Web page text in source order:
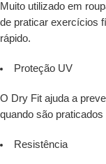
Muito utilizado em
de praticar exercícios
rápido.
Proteção UV
O Dry Fit ajuda a
quando são
Resistência